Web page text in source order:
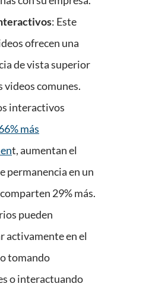
: Este
ofrecen una
de vista superior
videos comunes.
interactivos
más
t, aumentan el
permanencia en un
29% más.
pueden
activamente en el
tomando
o interactuando